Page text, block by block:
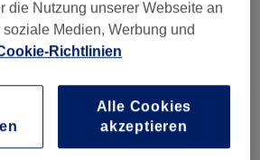
ab 14 €
ab 14 €
die Nutzung unserer Webseite an
soziale Medien, Werbung und
Richtlinien
Alle Cookies
akzeptieren